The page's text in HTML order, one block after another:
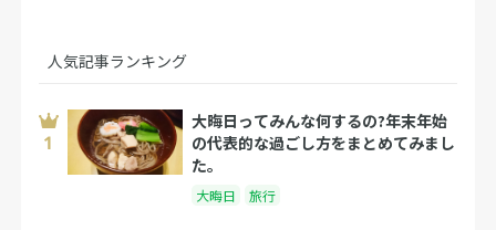
人気記事ランキング
大晦日ってみんな何するの?年末年始
の代表的な過ごし方をまとめてみまし
た。
大晦日 旅行